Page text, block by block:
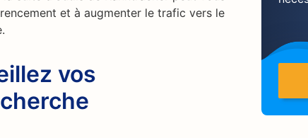
et à augmenter le trafic vers le
vos